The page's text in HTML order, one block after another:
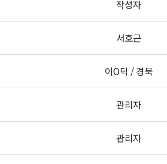
작성자
서호근
이O덕 / 경북
관리자
관리자